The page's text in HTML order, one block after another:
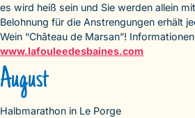
es wird heiß sein und Sie werden allein
Belohnung für die Anstrengungen erhält
Wein “Château de Marsan”!
www.lafouleedesbaines.com
August
Halbmarathon in Le Porge